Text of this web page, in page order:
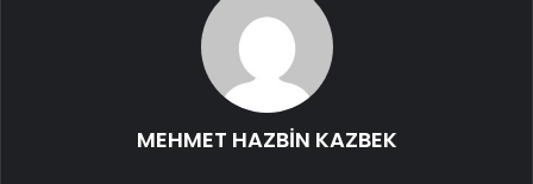
MEHMET HAZBİN KAZBEK